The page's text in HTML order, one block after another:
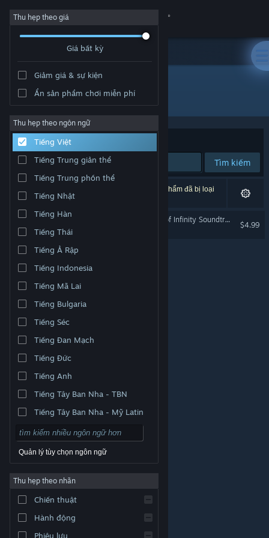
Đăng nhập
Cộng đồng
Thông tin
Hỗ trợ
Thay đổi ngôn ngữ
Cài ứng dụng Steam di động
Xem web cho desktop
thương hiệu là tài sản của chủ sở hữu tương ứng tại
Pháp lý
Hỗ trợ tiếp cận
ký Steam
|Hoàn tiền|
Thu hẹp theo giá
Giá bất kỳ
Giảm giá & sự kiện
Ẩn sản phẩm chơi miễn phí
Thu hẹp theo ngôn ngữ
Tiếng Việt
Tiếng Trung giản thể
Tiếng Trung phồn thể
Tiếng Nhật
Tiếng Hàn
Tiếng Thái
Tiếng Ả Rập
Tiếng Indonesia
Tiếng Mã Lai
Tiếng Bulgaria
Tiếng Séc
Tiếng Đan Mạch
Tiếng Đức
Tiếng Anh
Tiếng Tây Ban Nha - TBN
Tiếng Tây Ban Nha - Mỹ Latin
Quản lý tùy chọn ngôn ngữ
Thu hẹp theo nhãn
Chiến thuật
Hành động
Phiêu lưu
Nhà phát triển: Purple猫 Studio
Xếp theo Độ liên quan
Tìm kiếm
1 kết quả phù hợp tìm kiếm của bạn. 1 tựa sản phẩm đã bị loại
trừ dựa trên tùy chỉnh của bạn.
东方梦无境 ～ Dreamland of Infinity Soundtrack
$4.99